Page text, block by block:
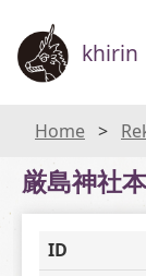
khirin
Home
厳島神社
ID